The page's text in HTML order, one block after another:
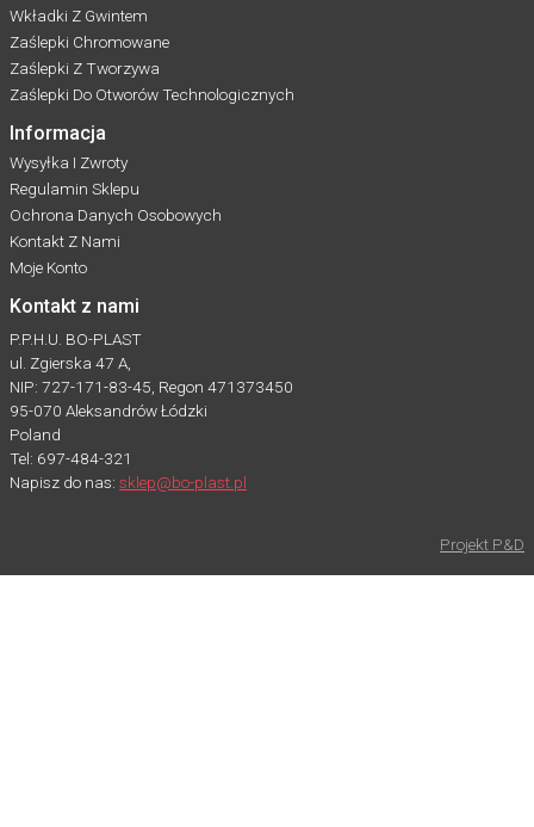
Wkładki Z Gwintem
Zaślepki Chromowane
Zaślepki Z Tworzywa
Zaślepki Do Otworów Technologicznych
Informacja
Wysyłka I Zwroty
Regulamin Sklepu
Ochrona Danych Osobowych
Kontakt Z Nami
Moje Konto
Kontakt z nami
P.P.H.U. BO-PLAST
ul. Zgierska 47 A,
NIP: 727-171-83-45, Regon 471373450
95-070 Aleksandrów Łódzki
Poland
Tel: 697-484-321
Napisz do nas: sklep@bo-plast.pl
Projekt P&D